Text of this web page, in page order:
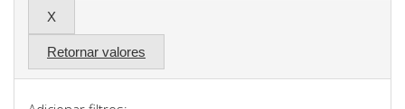
Retornar valores